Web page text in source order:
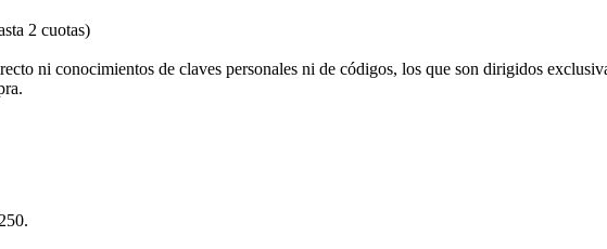
2 cuotas)
ni conocimientos de claves personales ni de códigos, los que son dirigidos